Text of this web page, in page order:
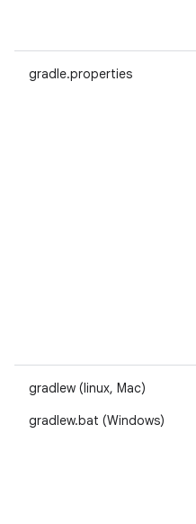
gradle.properties
gradlew (linux, Mac)
gradlew.bat (Windows)